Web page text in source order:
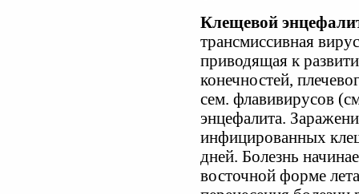
Клещевой
трансмиссивная
приводящая к
конечностей,
сем. флавивирусов
энцефалита.
инфицированных
дней. Болезнь
восточной форме